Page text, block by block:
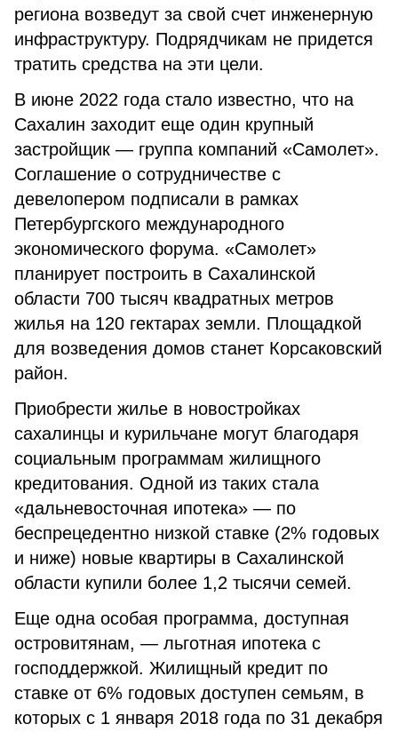
региона возведут за свой счет инженерную
инфраструктуру. Подрядчикам не придется
тратить средства на эти цели.
В июне 2022 года стало известно, что на
Сахалин заходит еще один крупный
застройщик — группа компаний «Самолет».
Соглашение о сотрудничестве с
девелопером подписали в рамках
Петербургского международного
экономического форума. «Самолет»
планирует построить в Сахалинской
области 700 тысяч квадратных метров
жилья на 120 гектарах земли. Площадкой
для возведения домов станет Корсаковский
район.
Приобрести жилье в новостройках
сахалинцы и курильчане могут благодаря
социальным программам жилищного
кредитования. Одной из таких стала
«дальневосточная ипотека» — по
беспрецедентно низкой ставке (2% годовых
и ниже) новые квартиры в Сахалинской
области купили более 1,2 тысячи семей.
Еще одна особая программа, доступная
островитянам, — льготная ипотека с
господдержкой. Жилищный кредит по
ставке от 6% годовых доступен семьям, в
которых с 1 января 2018 года по 31 декабря